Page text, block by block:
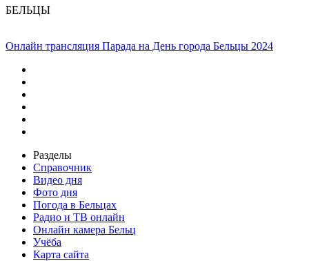
БЕЛЬЦЫ
Онлайн трансляция Парада на День города Бельцы 2024
Разделы
Справочник
Видео дня
Фото дня
Погода в Бельцах
Радио и ТВ онлайн
Онлайн камера Бельц
Учёба
Карта сайта